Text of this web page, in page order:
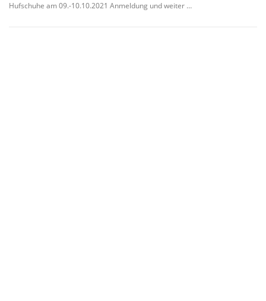
Hufschuhe am 09.-10.10.2021 Anmeldung und weiter …